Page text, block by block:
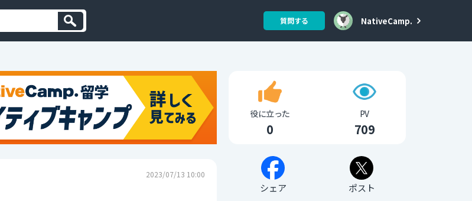
質問する NativeCamp.
2023/07/13 10:00
役に立った
0
PV
709
シェア ポスト